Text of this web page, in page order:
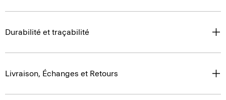
Durabilité et traçabilité
Livraison, Échanges et Retours